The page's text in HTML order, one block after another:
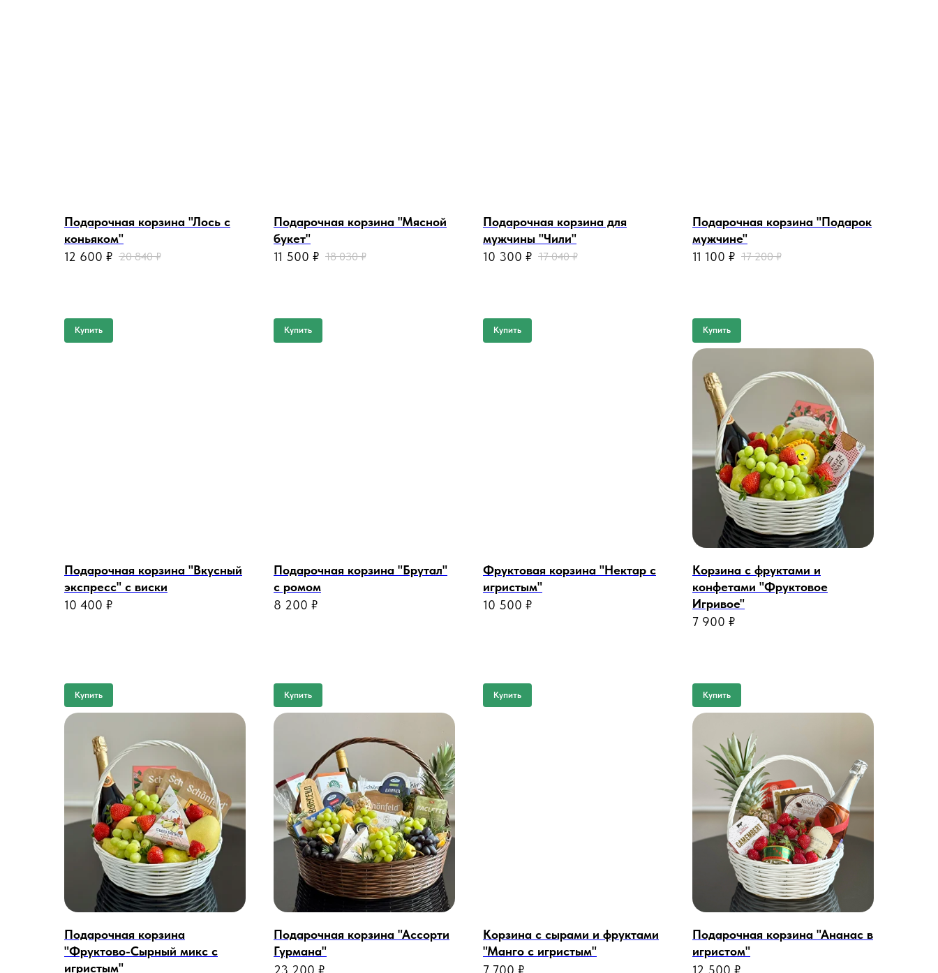
Подарочная корзина "Лось с
коньяком"
12 600 ₽ 20 840 ₽
Купить
Подарочная корзина "Мясной
букет"
11 500 ₽ 18 030 ₽
Купить
Подарочная корзина для
мужчины "Чили"
10 300 ₽ 17 040 ₽
Купить
Подарочная корзина "Подарок
мужчине"
11 100 ₽ 17 200 ₽
Купить
Подарочная корзина "Вкусный
экспресс" с виски
10 400 ₽
Купить
Подарочная корзина "Брутал"
с ромом
8 200 ₽
Купить
Фруктовая корзина "Нектар с
игристым"
10 500 ₽
Купить
Корзина с фруктами и
конфетами "Фруктовое
Игривое"
7 900 ₽
Купить
Подарочная корзина
"Фруктово-Сырный микс с
игристым"
Подарочная корзина "Ассорти
Гурмана"
23 200 ₽
Корзина с сырами и фруктами
"Манго с игристым"
7 700 ₽
Подарочная корзина "Ананас в
игристом"
12 500 ₽